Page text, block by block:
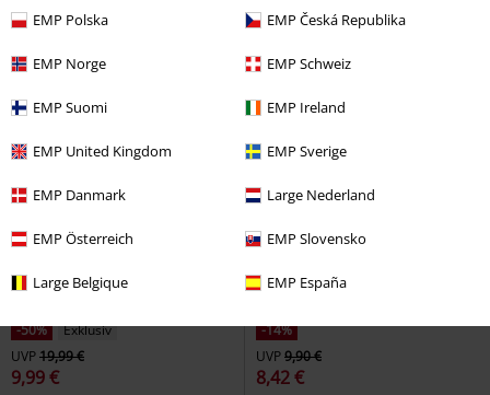
EMP Polska EMP Česká Republika
EMP Norge EMP Schweiz
EMP Suomi EMP Ireland
EMP United Kingdom EMP Sverige
EMP Danmark Large Nederland
EMP Österreich EMP Slovensko
Large Belgique EMP España
Langarmshirt Langarmshirt
-50%
Exklusiv
UVP19,99 €
9,99 €
-14%
UVP9,90 €
8,42 €